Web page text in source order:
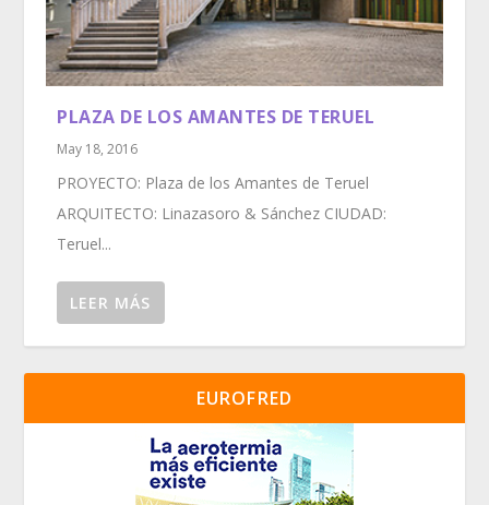
PLAZA DE LOS AMANTES DE TERUEL
May 18, 2016
PROYECTO: Plaza de los Amantes de Teruel
ARQUITECTO: Linazasoro & Sánchez CIUDAD:
Teruel...
LEER MÁS
EUROFRED